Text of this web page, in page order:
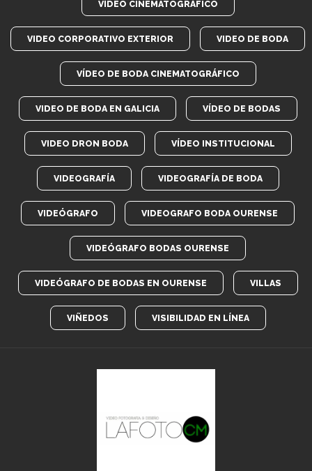
VÍDEO CINEMATOGRÁFICO
VIDEO CORPORATIVO EXTERIOR VIDEO DE BODA
VÍDEO DE BODA CINEMATOGRÁFICO
VIDEO DE BODA EN GALICIA VÍDEO DE BODAS
VIDEO DRON BODA VÍDEO INSTITUCIONAL
VIDEOGRAFÍA VIDEOGRAFÍA DE BODA
VIDEÓGRAFO VIDEOGRAFO BODA OURENSE
VIDEÓGRAFO BODAS OURENSE
VIDEÓGRAFO DE BODAS EN OURENSE VILLAS
VIÑEDOS VISIBILIDAD EN LÍNEA